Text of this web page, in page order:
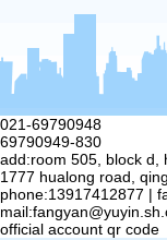
021-69790948
69790949-830
add:room 505, block d,
1777 hualong road,
phone:13917412877 |
mail:
official account qr code